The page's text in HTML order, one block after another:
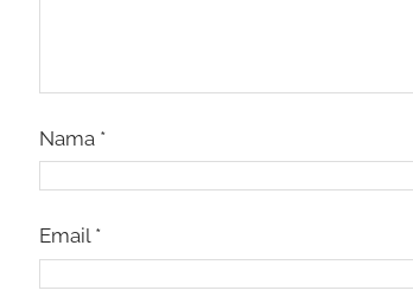
Nama *
Email *